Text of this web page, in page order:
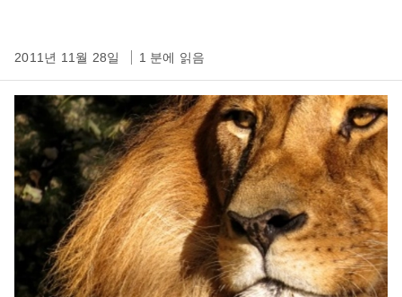
2011년 11월 28일 1 분에 읽음